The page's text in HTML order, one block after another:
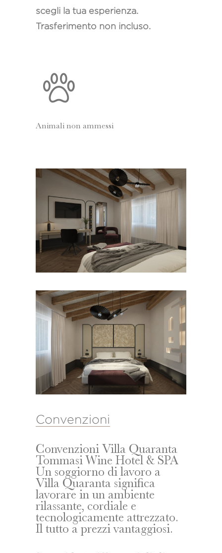
scegli la tua esperienza.
Trasferimento non incluso.
Animali non ammessi
Convenzioni
Convenzioni Villa Quaranta
Tommasi Wine Hotel & SPA
Un soggiorno di lavoro a
Villa Quaranta significa
lavorare in un ambiente
rilassante, cordiale e
tecnologicamente attrezzato.
Il tutto a prezzi vantaggiosi.